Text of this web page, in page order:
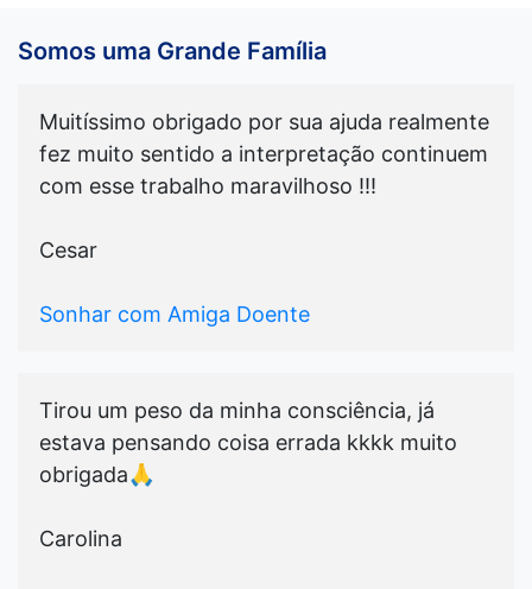
Somos uma Grande Família
Muitíssimo obrigado por sua ajuda realmente
fez muito sentido a interpretação continuem
com esse trabalho maravilhoso !!!
Cesar
Sonhar com Amiga Doente
Tirou um peso da minha consciência, já
estava pensando coisa errada kkkk muito
obrigada🙏
Carolina